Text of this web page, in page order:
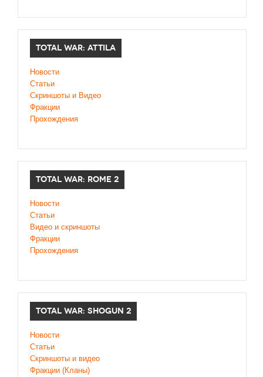
TOTAL WAR: ATTILA
Новости
Статьи
Скриншоты и Видео
Фракции
Прохождения
TOTAL WAR: ROME 2
Новости
Статьи
Видео и скриншоты
Фракции
Прохождения
TOTAL WAR: SHOGUN 2
Новости
Статьи
Cкриншоты и видео
Фракции (Кланы)